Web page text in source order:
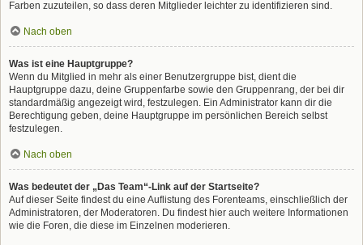
Farben zuzuteilen, so dass deren Mitglieder leichter zu identifizieren sind.
Nach oben
Was ist eine Hauptgruppe?
Wenn du Mitglied in mehr als einer Benutzergruppe bist, dient die
Hauptgruppe dazu, deine Gruppenfarbe sowie den Gruppenrang, der bei dir
standardmäßig angezeigt wird, festzulegen. Ein Administrator kann dir die
Berechtigung geben, deine Hauptgruppe im persönlichen Bereich selbst
festzulegen.
Nach oben
Was bedeutet der „Das Team“-Link auf der Startseite?
Auf dieser Seite findest du eine Auflistung des Forenteams, einschließlich der
Administratoren, der Moderatoren. Du findest hier auch weitere Informationen
wie die Foren, die diese im Einzelnen moderieren.